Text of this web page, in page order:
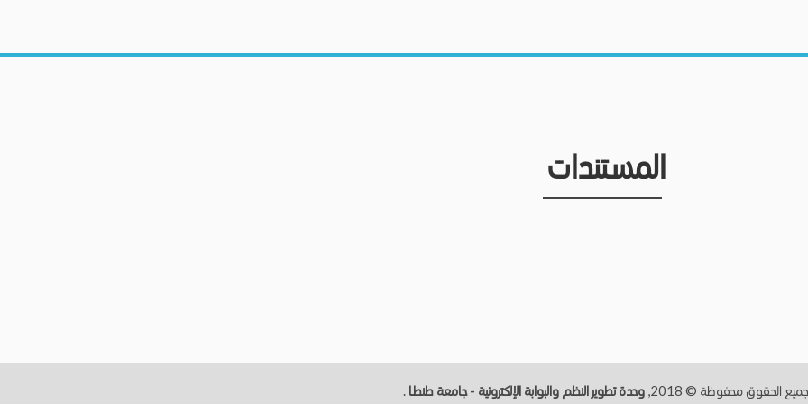
المستندات
جميع الحقوق محفوظة © 2018, وحدة تطوير النظم والبوابة الإلكترونية - جامعة طنطــا .